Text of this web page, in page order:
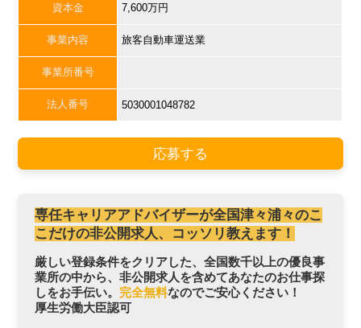
資本金 7,600万円
事業内容 旅客自動車運送業
事業所番号
法人番号 5030001048782
応募する
専任キャリアアドバイザーが全国津々浦々のこ
こだけの非公開求人、コッソリ教えます！
厳しい登録条件をクリアした、全国数千以上の優良事
業所の中から、非公開求人を含めてあなたのお仕事探
しをお手伝い。 完全無料なのでご安心ください！
厚生労働大臣認可